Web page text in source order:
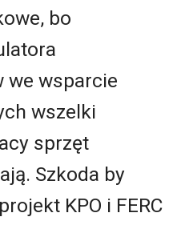
bo
we wsparcie
wszelki
sprzęt
Szkoda by
KPO i FERC